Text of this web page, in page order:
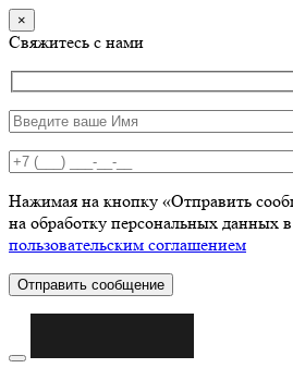
×
Свяжитесь с нами
Нажимая на кнопку «Отправить
на обработку персональных данных в
пользовательским соглашением
Отправить сообщение